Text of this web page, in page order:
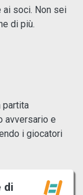
soci. Non sei
di più.
partita
avversario e
i giocatori
di